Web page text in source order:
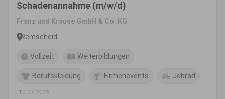
Schadenannahme (m/w/d)
Franz und Krause GmbH & Co. KG
Remscheid
Vollzeit Weiterbildungen
Berufskleidung Firmenevents Jobrad
10.07.2026